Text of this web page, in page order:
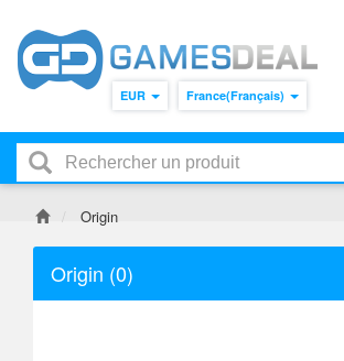
EUR France(Français)
Origin
Origin (0)